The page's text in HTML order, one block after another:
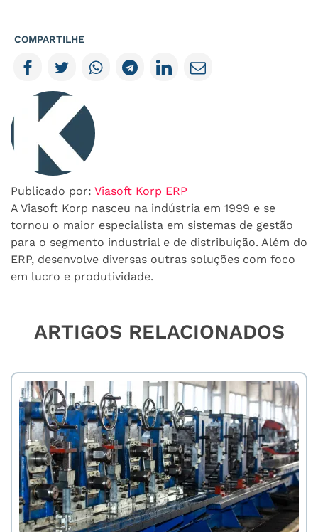
COMPARTILHE
Publicado por: Viasoft Korp ERP
A Viasoft Korp nasceu na indústria em 1999 e se
tornou o maior especialista em sistemas de gestão
para o segmento industrial e de distribuição. Além do
ERP, desenvolve diversas outras soluções com foco
em lucro e produtividade.
ARTIGOS RELACIONADOS